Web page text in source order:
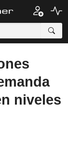
niveles